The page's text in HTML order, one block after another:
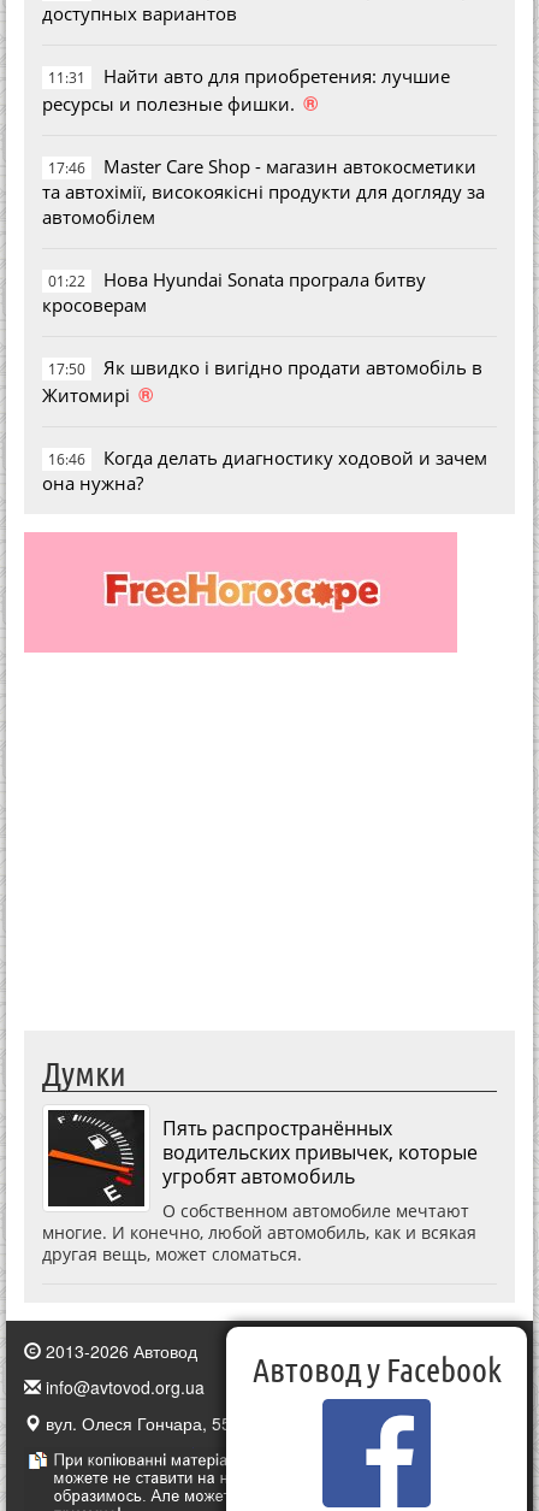
доступных вариантов
11:31
Найти авто для приобретения: лучшие
ресурсы и полезные фишки. ®
17:46
Master Care Shop - магазин автокосметики
та автохімії, високоякісні продукти для догляду за
автомобілем
01:22
Нова Hyundai Sonata програла битву
кросоверам
17:50
Як швидко і вигідно продати автомобіль в
Житомирі ®
16:46
Когда делать диагностику ходовой и зачем
она нужна?
Думки
Пять распространённых
водительских привычек, которые
угробят автомобиль
О собственном автомобиле мечтают
многие. И конечно, любой автомобиль, как и всякая
другая вещь, может сломаться.
2013-2026 Автовод
info@avtovod.org.ua
вул. Олеся Гончара, 55, Київ, Україна
Автовод у Facebook